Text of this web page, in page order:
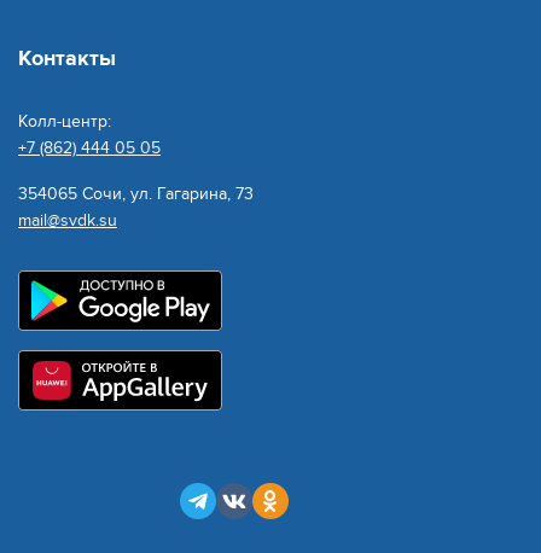
Контакты
Колл-центр:
+7 (862) 444 05 05
354065 Сочи, ул. Гагарина, 73
mail@svdk.su